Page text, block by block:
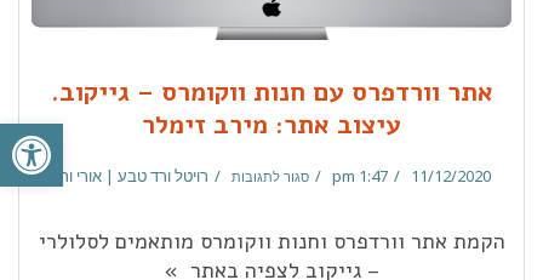
אתר וורדפרס עם חנות ווקומרס – גייקוב.
עיצוב אתר: מירב זימלר
11/12/2020
1:47 pm סגור לתגובות רויטל ורד טבע | אורי ורד
הקמת אתר וורדפרס וחנות ווקומרס מותאמים לסלולרי
– גייקוב לצפיה באתר »
פתח